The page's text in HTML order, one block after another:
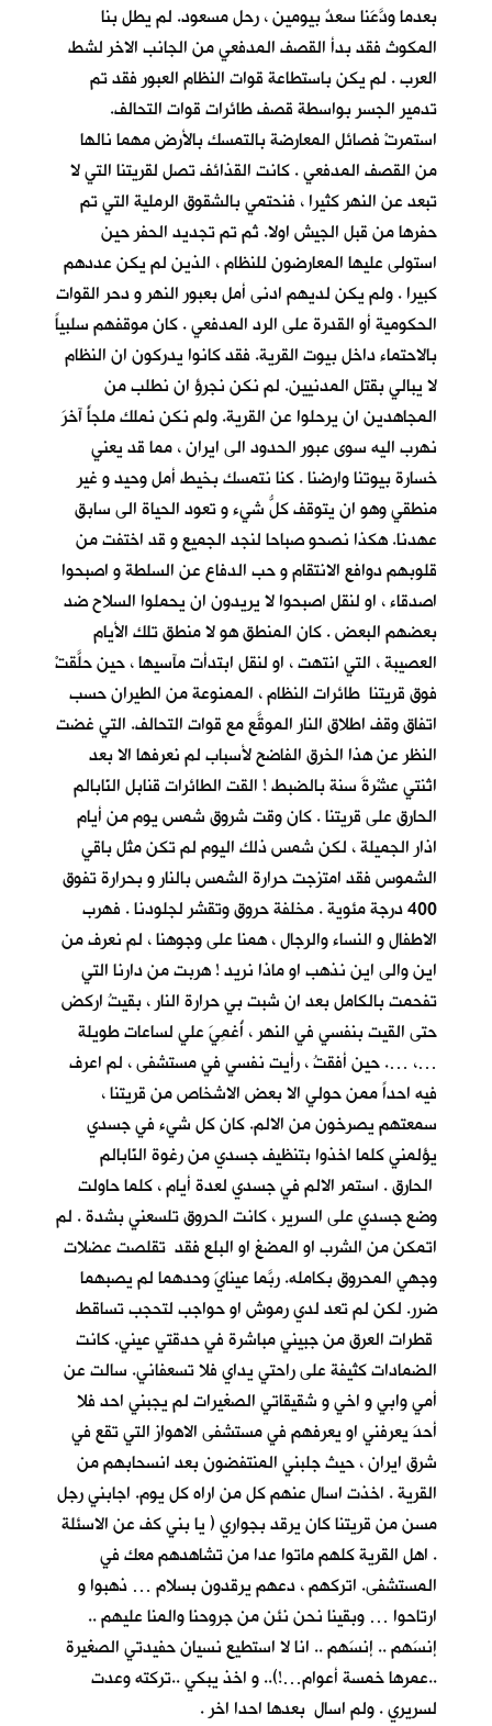
بعدما ودَّعَنا سعدٌ بيومين ، رحل مسعود. لم يطل بنا
المكوث فقد بدأ القصف المدفعي من الجانب الاخر لشط
العرب . لم يكن باستطاعة قوات النظام العبور فقد تم
تدمير الجسر بواسطة قصف طائرات قوات التحالف.
استمرتْ فصائل المعارضة بالتمسك بالأرض مهما نالها
من القصف المدفعي . كانت القذائف تصل لقريتنا التي لا
تبعد عن النهر كثيرا ، فنحتمي بالشقوق الرملية التي تم
حفرها من قبل الجيش اولا. ثم تم تجديد الحفر حين
استولى عليها المعارضون للنظام ، الذين لم يكن عددهم
كبيرا . ولم يكن لديهم ادنى أمل بعبور النهر و دحر القوات
الحكومية أو القدرة على الرد المدفعي . كان موقفهم سلبياً
بالاحتماء داخل بيوت القرية. فقد كانوا يدركون ان النظام
لا يبالي بقتل المدنيين. لم نكن نجرؤ ان نطلب من
المجاهدين ان يرحلوا عن القرية. ولم نكن نملك ملجأً آخرَ
نهرب اليه سوى عبور الحدود الى ايران ، مما قد يعني
خسارة بيوتنا وارضنا . كنا نتمسك بخيط أمل وحيد و غير
منطقي وهو ان يتوقف كلُّ شيء و تعود الحياة الى سابق
عهدنا. هكذا نصحو صباحا لنجد الجميع و قد اختفت من
قلوبهم دوافع الانتقام و حب الدفاع عن السلطة و اصبحوا
اصدقاء ، او لنقل اصبحوا لا يريدون ان يحملوا السلاح ضد
بعضهم البعض . كان المنطق هو لا منطق تلك الأيام
العصيبة ، التي انتهت ، او لنقل ابتدأت مآسيها ، حين حلَّقتْ
فوق قريتنا طائرات النظام ، الممنوعة من الطيران حسب
اتفاق وقف اطلاق النار الموقَّع مع قوات التحالف. التي غضت
النظر عن هذا الخرق الفاضح لأسباب لم نعرفها الا بعد
اثنتي عشْرةَ سنة بالضبط ! القت الطائرات قنابل النّابالم
الحارق على قريتنا . كان وقت شروق شمس يوم من أيام
اذار الجميلة ، لكن شمس ذلك اليوم لم تكن مثل باقي
الشموس فقد امتزجت حرارة الشمس بالنار و بحرارة تفوق
400 درجة مئوية . مخلفة حروق وتقشر لجلودنا . فهرب
الاطفال و النساء والرجال ، همنا على وجوهنا ، لم نعرف من
اين والى اين نذهب او ماذا نريد ! هربت من دارنا التي
تفحمت بالكامل بعد ان شبت بي حرارة النار ، بقيتُ اركض
حتى القيت بنفسي في النهر ، أُغمِيَ علي لساعات طويلة
…، …. حين أفقتُ ، رأيت نفسي في مستشفى ، لم اعرف
فيه احداً ممن حولي الا بعض الاشخاص من قريتنا ،
سمعتهم يصرخون من الالم. كان كل شيء في جسدي
يؤلمني كلما اخذوا بتنظيف جسدي من رغوة النّابالم
الحارق . استمر الالم في جسدي لعدة أيام ، كلما حاولت
وضع جسدي على السرير ، كانت الحروق تلسعني بشدة . لم
اتمكن من الشرب او المضغ او البلع فقد تقلصت عضلات
وجهي المحروق بكامله. ربَّما عينايَ وحدهما لم يصبهما
ضرر. لكن لم تعد لدي رموش او حواجب لتحجب تساقط
قطرات العرق من جبيني مباشرة في حدقتي عيني. كانت
الضمادات كثيفة على راحتي يداي فلا تسعفاني. سالت عن
أمي وابي و اخي و شقيقاتي الصغيرات لم يجبني احد فلا
أحدَ يعرفني او يعرفهم في مستشفى الاهواز التي تقع في
شرق ايران ، حيث جلبني المنتفضون بعد انسحابهم من
القرية . اخذت اسال عنهم كل من اراه كل يوم. اجابني رجل
مسن من قريتنا كان يرقد بجواري ( يا بني كف عن الاسئلة
. اهل القرية كلهم ماتوا عدا من تشاهدهم معك في
المستشفى. اتركهم ، دعهم يرقدون بسلام … ذهبوا و
ارتاحوا … وبقينا نحن نئن من جروحنا والمنا عليهم ..
إنسَهم .. إنسَهم .. انا لا استطيع نسيان حفيدتي الصغيرة
..عمرها خمسة أعوام…!).. و اخذ يبكي ..تركته وعدت
لسريري . ولم اسال بعدها احدا اخر .